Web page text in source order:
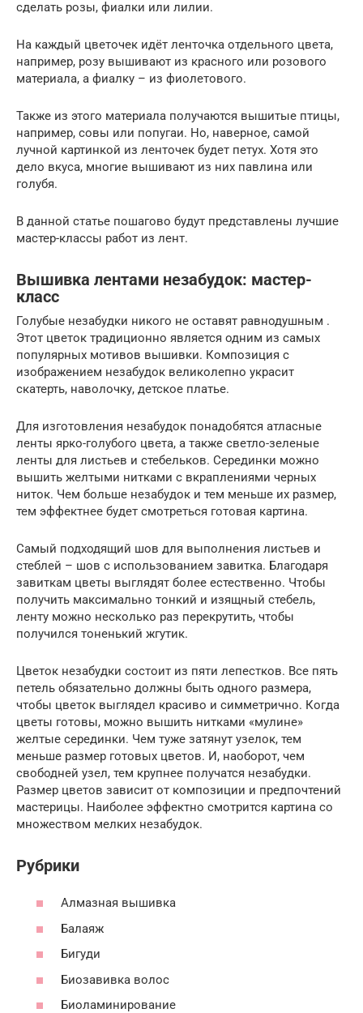
сделать розы, фиалки или лилии.
На каждый цветочек идёт ленточка отдельного цвета,
например, розу вышивают из красного или розового
материала, а фиалку – из фиолетового.
Также из этого материала получаются вышитые птицы,
например, совы или попугаи. Но, наверное, самой
лучной картинкой из ленточек будет петух. Хотя это
дело вкуса, многие вышивают из них павлина или
голубя.
В данной статье пошагово будут представлены лучшие
мастер-классы работ из лент.
Вышивка лентами незабудок: мастер-
класс
Голубые незабудки никого не оставят равнодушным .
Этот цветок традиционно является одним из самых
популярных мотивов вышивки. Композиция с
изображением незабудок великолепно украсит
скатерть, наволочку, детское платье.
Для изготовления незабудок понадобятся атласные
ленты ярко-голубого цвета, а также светло-зеленые
ленты для листьев и стебельков. Серединки можно
вышить желтыми нитками с вкраплениями черных
ниток. Чем больше незабудок и тем меньше их размер,
тем эффектнее будет смотреться готовая картина.
Самый подходящий шов для выполнения листьев и
стеблей – шов с использованием завитка. Благодаря
завиткам цветы выглядят более естественно. Чтобы
получить максимально тонкий и изящный стебель,
ленту можно несколько раз перекрутить, чтобы
получился тоненький жгутик.
Цветок незабудки состоит из пяти лепестков. Все пять
петель обязательно должны быть одного размера,
чтобы цветок выглядел красиво и симметрично. Когда
цветы готовы, можно вышить нитками «мулине»
желтые серединки. Чем туже затянут узелок, тем
меньше размер готовых цветов. И, наоборот, чем
свободней узел, тем крупнее получатся незабудки.
Размер цветов зависит от композиции и предпочтений
мастерицы. Наиболее эффектно смотрится картина со
множеством мелких незабудок.
Рубрики
Алмазная вышивка
Балаяж
Бигуди
Биозавивка волос
Биоламинирование